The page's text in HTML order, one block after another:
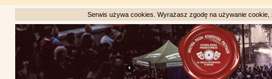
Serwis używa cookies. Wyrażasz zgodę na używanie